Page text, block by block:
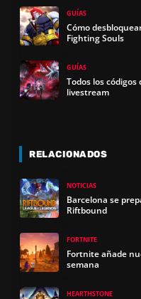
GUÍAS
Cómo
Fighting Souls
GUÍAS
Todos los
livestream
RELACIONADOS
NOTICIAS
Barcelona se
Riftbound
FORTNITE
Fortnite añade
semana
HEARTHSTONE